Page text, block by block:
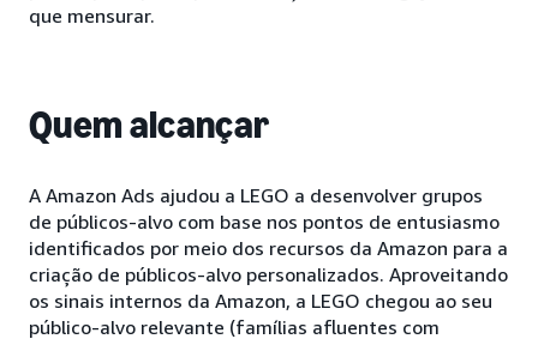
que mensurar.
Quem alcançar
A Amazon Ads ajudou a LEGO a desenvolver grupos
de públicos-alvo com base nos pontos de entusiasmo
identificados por meio dos recursos da Amazon para a
criação de públicos-alvo personalizados. Aproveitando
os sinais internos da Amazon, a LEGO chegou ao seu
público-alvo relevante (famílias afluentes com